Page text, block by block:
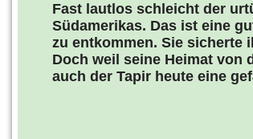
Fast lautlos schleicht der
Südamerikas. Das ist eine
zu entkommen. Sie sicherte
Doch weil seine Heimat von
auch der Tapir heute eine